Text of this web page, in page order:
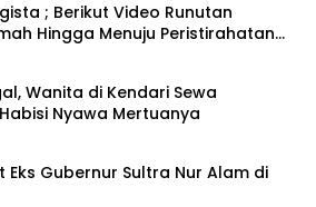
; Berikut Video Runutan
Hingga Menuju Peristirahatan
Wanita di Kendari Sewa
Nyawa Mertuanya
Eks Gubernur Sultra Nur Alam di